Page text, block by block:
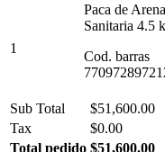
1
Paca de Arena
Sanitaria 4.5
Cod. barras
Sub Total
$51,600.00
Tax
$0.00
Total pedido $51,600.00